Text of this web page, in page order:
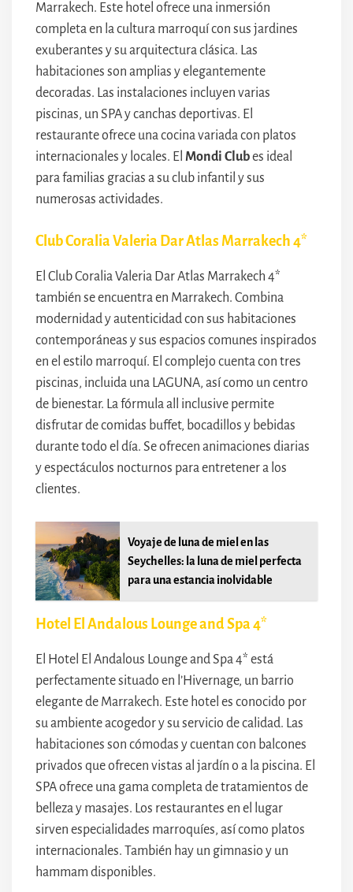
Marrakech. Este hotel ofrece una inmersión
completa en la cultura marroquí con sus jardines
exuberantes y su arquitectura clásica. Las
habitaciones son amplias y elegantemente
decoradas. Las instalaciones incluyen varias
piscinas, un SPA y canchas deportivas. El
restaurante ofrece una cocina variada con platos
internacionales y locales. El Mondi Clubes ideal
para familias gracias a su club infantil y sus
numerosas actividades.
Club Coralia Valeria Dar Atlas Marrakech 4*
El Club Coralia Valeria Dar Atlas Marrakech 4*
también se encuentra en Marrakech. Combina
modernidad y autenticidad con sus habitaciones
contemporáneas y sus espacios comunes inspirados
en el estilo marroquí. El complejo cuenta con tres
piscinas, incluida una LAGUNA, así como un centro
de bienestar. La fórmula all inclusive permite
disfrutar de comidas buffet, bocadillos y bebidas
durante todo el día. Se ofrecen animaciones diarias
y espectáculos nocturnos para entretener a los
clientes.
Voyaje de luna de miel en las
Seychelles: la luna de miel perfecta
para una estancia inolvidable
Hotel El Andalous Lounge and Spa 4*
El Hotel El Andalous Lounge and Spa 4* está
perfectamente situado en l’Hivernage, un barrio
elegante de Marrakech. Este hotel es conocido por
su ambiente acogedor y su servicio de calidad. Las
habitaciones son cómodas y cuentan con balcones
privados que ofrecen vistas al jardín o a la piscina. El
SPA ofrece una gama completa de tratamientos de
belleza y masajes. Los restaurantes en el lugar
sirven especialidades marroquíes, así como platos
internacionales. También hay un gimnasio y un
hammam disponibles.